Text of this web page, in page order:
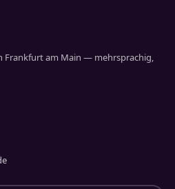
Frankfurt am Main — mehrsprachig,